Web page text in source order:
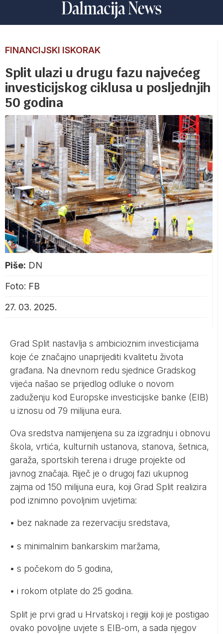
FINANCIJSKI ISKORAK
Split ulazi u drugu fazu najvećeg
investicijskog ciklusa u posljednjih
50 godina
Piše: DN
Foto: FB
27. 03. 2025.
Grad Split nastavlja s ambicioznim investicijama
koje će značajno unaprijediti kvalitetu života
građana. Na dnevnom redu sjednice Gradskog
vijeća našao se prijedlog odluke o novom
zaduženju kod Europske investicijske banke (EIB)
u iznosu od 79 milijuna eura.
Ova sredstva namijenjena su za izgradnju i obnovu
škola, vrtića, kulturnih ustanova, stanova, šetnica,
garaža, sportskih terena i druge projekte od
javnog značaja. Riječ je o drugoj fazi ukupnog
zajma od 150 milijuna eura, koji Grad Split realizira
pod iznimno povoljnim uvjetima:
• bez naknade za rezervaciju sredstava,
• s minimalnim bankarskim maržama,
• s počekom do 5 godina,
• i rokom otplate do 25 godina.
Split je prvi grad u Hrvatskoj i regiji koji je postigao
ovako povoljne uvjete s EIB-om, a sada njegov